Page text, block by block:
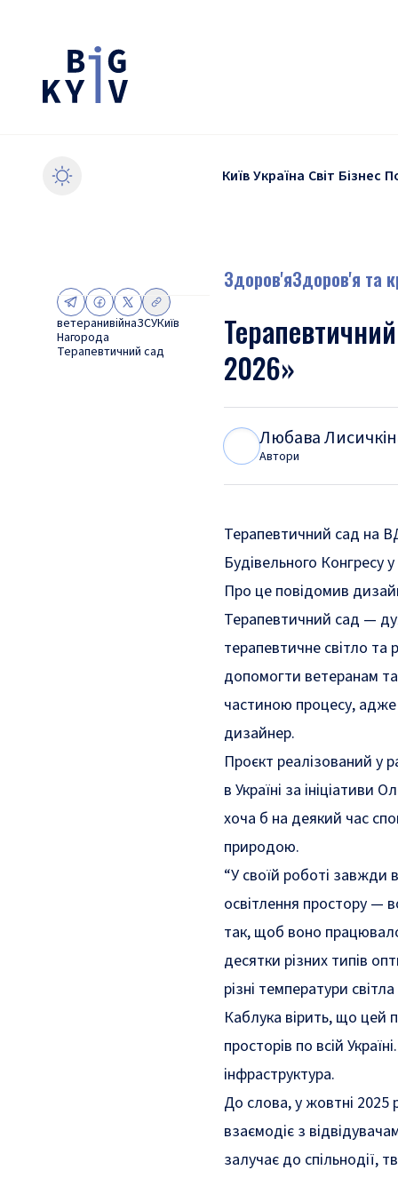
КиївУкраїна Світ Бізнес
ветеранивійнаЗСУКиїв
Нагорода
Терапевтичний сад
Здоров'яЗдоров'я та
2026»
Любава
Автори
Терапевтичний сад на
Будівельного Конгресу
Про це повідомив
Терапевтичний сад —
терапевтичне світло та
допомогти ветеранам
частиною процесу, адже
дизайнер.
Проєкт реалізований у
в Україні за
хоча б на деякий час
природою.
“У своїй роботі завжди
освітлення простору —
так, щоб воно працювало
десятки різних типів
різні температури
Каблука вірить, що цей
просторів по всій
інфраструктура.
До слова, у жовтні 2025
взаємодіє з
залучає до спільнодії,